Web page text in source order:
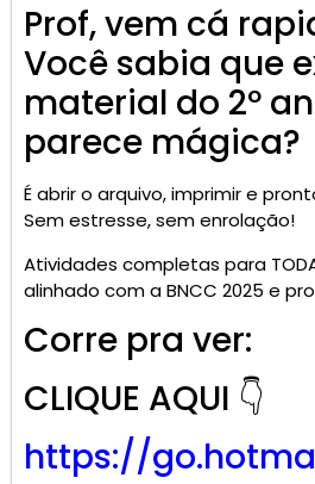
Prof, vem cá
Você sabia que
material do 2º
parece mágica?
É abrir o arquivo, imprimir e
Sem estresse, sem enrolação!
Atividades completas para
alinhado com a BNCC 2025 e
Corre pra ver:
CLIQUE AQUI 👇
https://go.